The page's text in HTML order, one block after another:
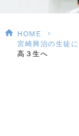
HOME
>
宮崎興治の生徒
高３生へ